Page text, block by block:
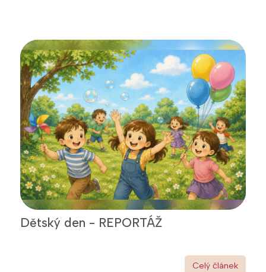
Dětský den - REPORTÁŽ
Celý článek